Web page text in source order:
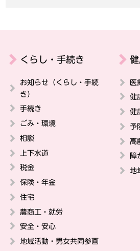
くらし・手続き
お知らせ（くらし・手続
き）
手続き
ごみ・環境
相談
上下水道
税金
保険・年金
住宅
農商工・就労
安全・安心
地域活動・男女共同参画
医
健
健
予
高
障
地